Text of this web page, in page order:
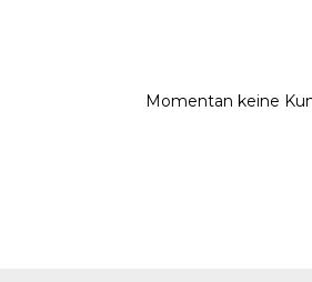
Momentan keine